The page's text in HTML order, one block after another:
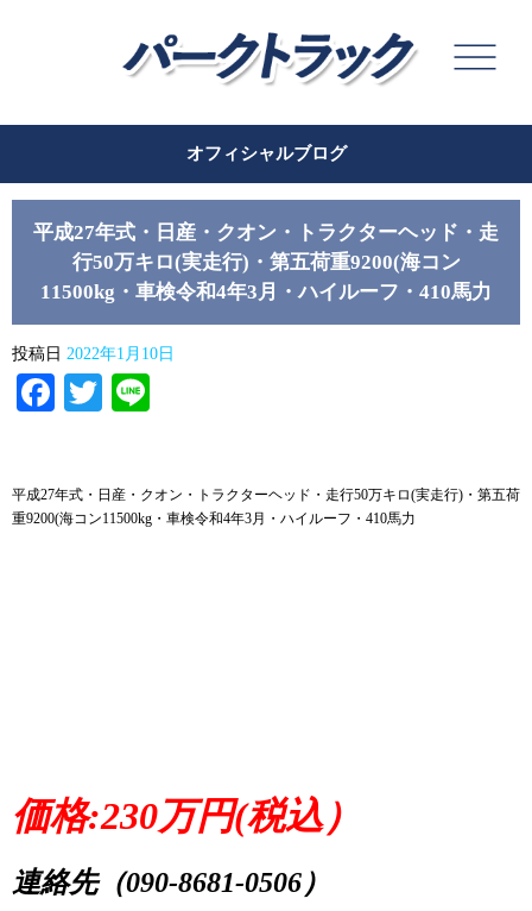
オフィシャルブログ
平成27年式・日産・クオン・トラクターヘッド・走
行50万キロ(実走行)・第五荷重9200(海コン
11500kg・車検令和4年3月・ハイルーフ・410馬力
投稿日 2022年1月10日
Facebook
Twitter
平成27年式・日産・クオン・トラクターヘッド・走行50万キロ(実走行)・第五荷
重9200(海コン11500kg・車検令和4年3月・ハイルーフ・410馬力
価格:230万円(税込）
連絡先（090-8681-0506）